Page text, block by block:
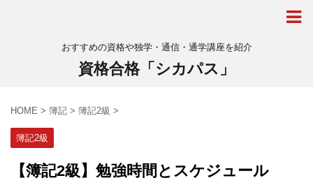
おすすめの資格や独学・通信・通学講座を紹介
資格合格「シカパス」
HOME > 簿記 > 簿記2級 >
簿記2級
【簿記2級】勉強時間とスケジュール